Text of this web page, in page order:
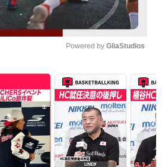
Powered by GliaStudios